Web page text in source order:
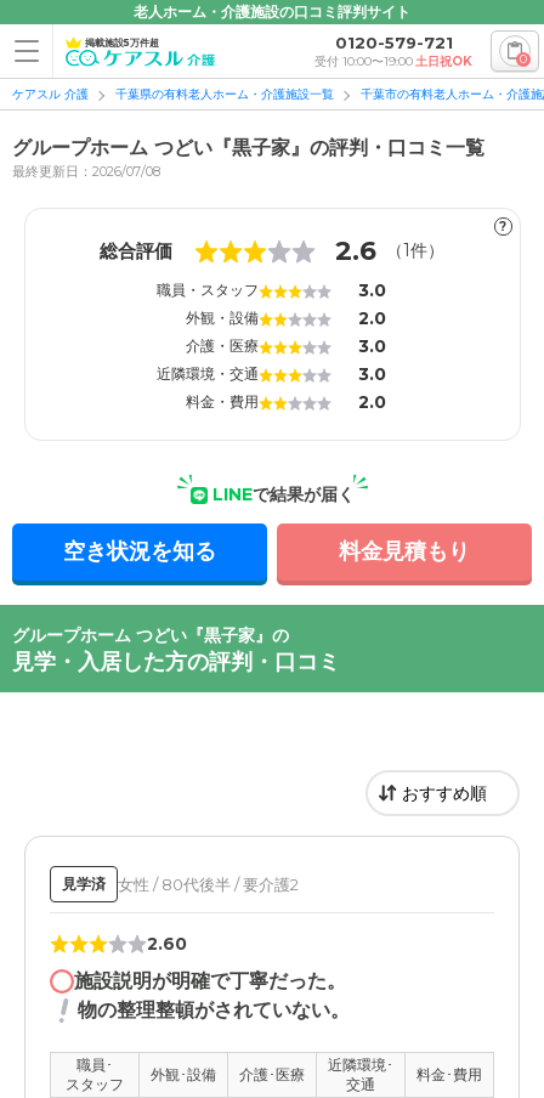
老人ホーム・介護施設の口コミ評判サイト
掲載施設5万件超 0120-579-721
受付 10:00〜19:00土日祝OK 0
ケアスル 介護 千葉県の有料老人ホーム・介護施設一覧 千葉市の有料老人ホーム・介護
グループホーム つどい『黒子家』の評判・口コミ一覧
最終更新日：2026/07/08
?
総合評価 2.6 （1件）
職員・スタッフ 3.0
外観・設備 2.0
介護・医療 3.0
近隣環境・交通 3.0
料金・費用 2.0
LINEで結果が届く
空き状況を知る 料金見積もり
グループホーム つどい『黒子家』の
見学・入居した方の評判・口コミ
見学済 女性 / 80代後半 / 要介護2
2.60
施設説明が明確で丁寧だった。
物の整理整頓がされていない。
職員･
スタッフ
外観･設備 介護･医療
近隣環境･
交通
料金･費用